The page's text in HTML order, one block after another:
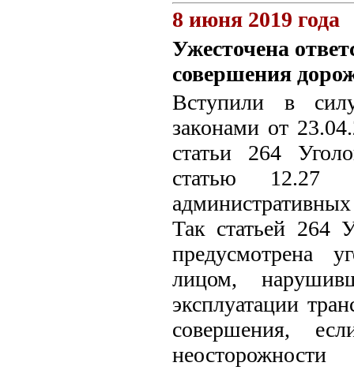
8 июня 2019 года
Ужесточена
совершения
Вступили в
законами от
статьи 264
статью 12.27
Так статьей 264
предусмотрена
лицом,
эксплуатации
совершения,